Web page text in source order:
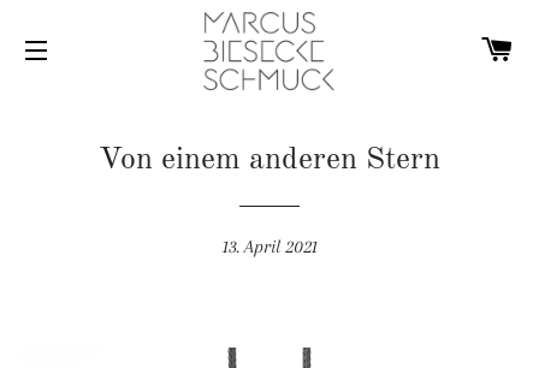
SEITENNAVIGATION
Von einem anderen Stern
13. April 2021